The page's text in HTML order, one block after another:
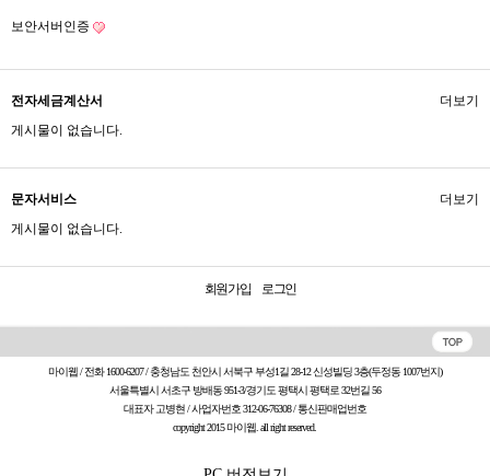
보안서버인증
전자세금계산서
게시물이 없습니다.
더보기
문자서비스
게시물이 없습니다.
더보기
회원가입 로그인
마이웹 / 전화 1600-6207 / 충청남도 천안시 서북구 부성1길 28-12 신성빌딩 3층(두정동 1007번지)
서울특별시 서초구 방배동 951-3/경기도 평택시 평택로 32번길 56
대표자 고병현 / 사업자번호 312-06-76308 /통신판매업번호
copyright 2015 마이웹. all right reserved.